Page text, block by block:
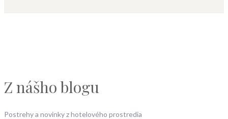
Z nášho blogu
Postrehy a novinky z hotelového prostredia